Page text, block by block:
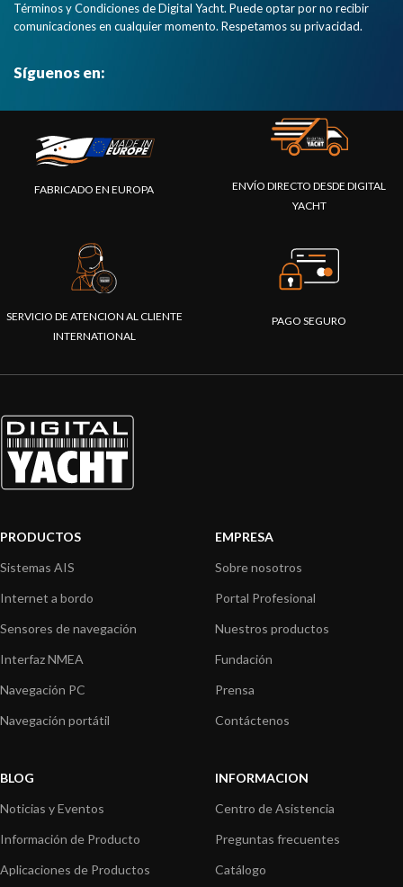
Términos y Condiciones de Digital Yacht. Puede optar por no recibir
comunicaciones en cualquier momento. Respetamos su privacidad.
Síguenos en:
FABRICADO EN EUROPA
ENVÍO DIRECTO DESDE DIGITAL
YACHT
SERVICIO DE ATENCION AL CLIENTE
INTERNATIONAL
PAGO SEGURO
PRODUCTOS
Sistemas AIS
Internet a bordo
Sensores de navegación
Interfaz NMEA
Navegación PC
Navegación portátil
EMPRESA
Sobre nosotros
Portal Profesional
Nuestros productos
Fundación
Prensa
Contáctenos
BLOG
Noticias y Eventos
Información de Producto
Aplicaciones de Productos
INFORMACION
Centro de Asistencia
Preguntas frecuentes
Catálogo